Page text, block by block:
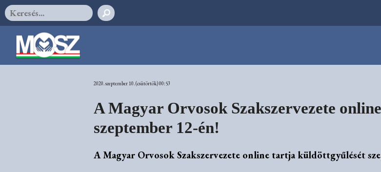
2020. szeptember 10. (csütörtök) 00:53
A Magyar Orvosok Szakszervezete
szeptember 12-én!
A Magyar Orvosok Szakszervezete online tartja küldöttgyűlését